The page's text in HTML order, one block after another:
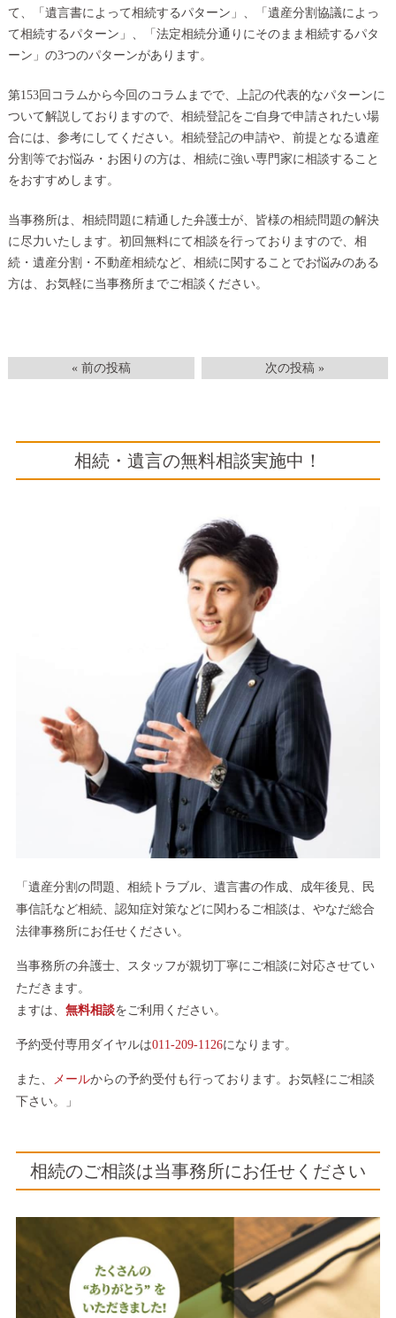
て、「遺言書によって相続するパターン」、「遺産分割協議によっ
て相続するパターン」、「法定相続分通りにそのまま相続するパタ
ーン」の3つのパターンがあります。
第153回コラムから今回のコラムまでで、上記の代表的なパターンに
ついて解説しておりますので、相続登記をご自身で申請されたい場
合には、参考にしてください。相続登記の申請や、前提となる遺産
分割等でお悩み・お困りの方は、相続に強い専門家に相談すること
をおすすめします。
当事務所は、相続問題に精通した弁護士が、皆様の相続問題の解決
に尽力いたします。初回無料にて相談を行っておりますので、相
続・遺産分割・不動産相続など、相続に関することでお悩みのある
方は、お気軽に当事務所までご相談ください。
« 前の投稿 次の投稿 »
相続・遺言の無料相談実施中！
「遺産分割の問題、相続トラブル、遺言書の作成、成年後見、民
事信託など相続、認知症対策などに関わるご相談は、やなだ総合
法律事務所にお任せください。
当事務所の弁護士、スタッフが親切丁寧にご相談に対応させてい
ただきます。
ますは、 無料相談をご利用ください。
予約受付専用ダイヤルは011-209-1126になります。
また、 メールからの予約受付も行っております。お気軽にご相談
下さい。」
相続のご相談は当事務所にお任せください